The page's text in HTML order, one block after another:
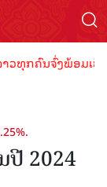
ທຸກຄົນຈົ່ງພ້ອມເປັ
ປີ 2024